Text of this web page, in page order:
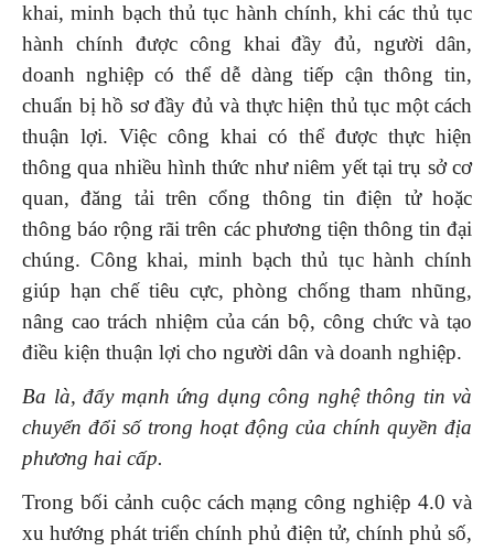
khai, minh bạch thủ tục hành chính, khi các thủ tục
hành chính được công khai đầy đủ, người dân,
doanh nghiệp có thể dễ dàng tiếp cận thông tin,
chuẩn bị hồ sơ đầy đủ và thực hiện thủ tục một cách
thuận lợi. Việc công khai có thể được thực hiện
thông qua nhiều hình thức như niêm yết tại trụ sở cơ
quan, đăng tải trên cổng thông tin điện tử hoặc
thông báo rộng rãi trên các phương tiện thông tin đại
chúng. Công khai, minh bạch thủ tục hành chính
giúp hạn chế tiêu cực, phòng chống tham nhũng,
nâng cao trách nhiệm của cán bộ, công chức và tạo
điều kiện thuận lợi cho người dân và doanh nghiệp.
Ba là, đẩy mạnh ứng dụng công nghệ thông tin và
chuyển đổi số trong hoạt động của chính quyền địa
phương hai cấp.
Trong bối cảnh cuộc cách mạng công nghiệp 4.0 và
xu hướng phát triển chính phủ điện tử, chính phủ số,